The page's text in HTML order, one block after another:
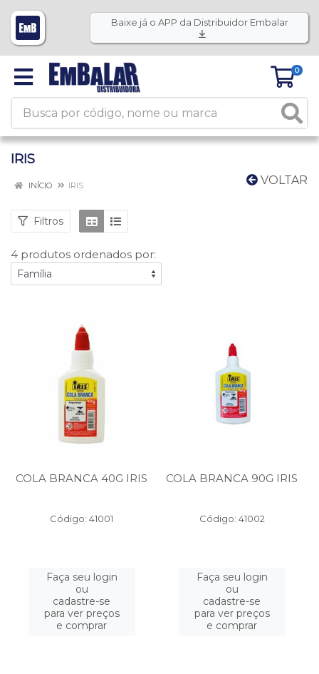
Baixe já o APP da Distribuidor Embalar
0
IRIS
VOLTAR
INÍCIO IRIS
Filtros
4 produtos ordenados por:
COLA BRANCA 40G IRIS
Código: 41001
Faça seu login
ou
cadastre-se
para ver preços
e comprar
COLA BRANCA 90G IRIS
Código: 41002
Faça seu login
ou
cadastre-se
para ver preços
e comprar